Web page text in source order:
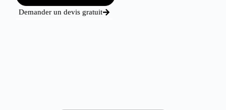
Demander un devis gratuit